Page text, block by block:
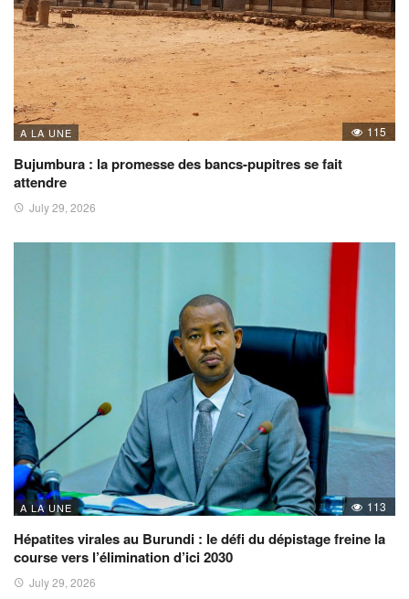
A LA UNE 115
Bujumbura : la promesse des bancs-pupitres se fait
attendre
July 29, 2026
A LA UNE 113
Hépatites virales au Burundi : le défi du dépistage freine la
course vers l’élimination d’ici 2030
July 29, 2026